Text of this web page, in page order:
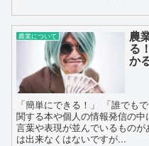
農業について 農
る
か
「簡単にできる！」 「誰でも
関する本や個人の情報発信の
言葉や表現が並んでいるもの
は出来なくはないですが...